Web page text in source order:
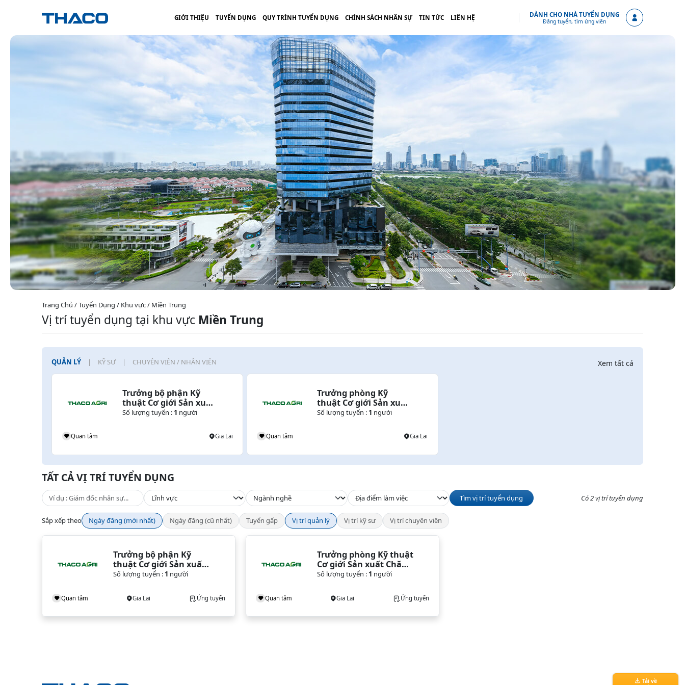
GIỚI THIỆU TUYỂN DỤNG QUY TRÌNH TUYỂN DỤNG CHÍNH SÁCH NHÂN SỰ TIN TỨC LIÊN HỆ DÀNH CHO NHÀ TUYỂN DỤNG
Đăng tuyển, tìm ứng viên
Trang Chủ / Tuyển Dụng / Khu vực / Miền Trung
Vị trí tuyển dụng tại khu vực Miền Trung
QUẢN LÝ KỸ SƯ CHUYÊN VIÊN / NHÂN VIÊN Xem tất cả
Trưởng bộ phận Kỹ
thuật Cơ giới Sản xuất
Trồng trọt Lúa & Cây
Số lượng tuyển : 1 người
Quan tâm Gia Lai
Trưởng phòng Kỹ
thuật Cơ giới Sản xuất
Chăn nuôi
Số lượng tuyển : 1 người
Quan tâm Gia Lai
TẤT CẢ VỊ TRÍ TUYỂN DỤNG
Tìm vị trí tuyển dụng Có 2 vị trí tuyển dụng
Sắp xếp theo Ngày đăng (mới nhất) Ngày đăng (cũ nhất) Tuyển gấp Vị trí quản lý Vị trí kỹ sư Vị trí chuyên viên
Trưởng bộ phận Kỹ
thuật Cơ giới Sản xuất
Trồng trọt Lúa & Cây
Số lượng tuyển : 1 người
Quan tâm Gia Lai Ứng tuyển
Trưởng phòng Kỹ thuật
Cơ giới Sản xuất Chăn
nuôi
Số lượng tuyển : 1 người
Quan tâm Gia Lai Ứng tuyển
Tải về